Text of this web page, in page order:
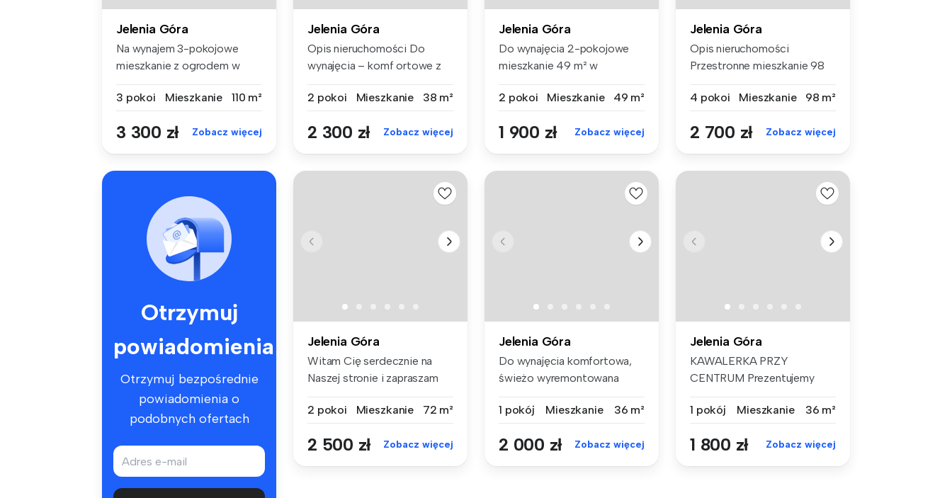
Jelenia Góra
Na wynajem 3-pokojowe
mieszkanie z ogrodem w
3 pokoi
Mieszkanie 110 m²
3 300 zł Zobacz więcej
Jelenia Góra
Opis nieruchomości Do
wynajęcia – komf ortowe z
2 pokoi
Mieszkanie 38 m²
2 300 zł Zobacz więcej
Jelenia Góra
Do wynajęcia 2-pokojowe
mieszkanie 49 m² w
2 pokoi
Mieszkanie 49 m²
1 900 zł Zobacz więcej
Jelenia Góra
Opis nieruchomości
Przestronne mieszkanie 98
4 pokoi
Mieszkanie 98 m²
2 700 zł Zobacz więcej
Otrzymuj
powiadomienia
Otrzymuj bezpośrednie
powiadomienia o
podobnych ofertach
Jelenia Góra
Witam Cię serdecznie na
Naszej stronie i zapraszam
2 pokoi
Mieszkanie 72 m²
2 500 zł Zobacz więcej
Jelenia Góra
Do wynajęcia komfortowa,
świeżo wyremontowana
1 pokój
Mieszkanie 36 m²
2 000 zł Zobacz więcej
Jelenia Góra
KAWALERKA PRZY
CENTRUM Prezentujemy
1 pokój
Mieszkanie 36 m²
1 800 zł Zobacz więcej